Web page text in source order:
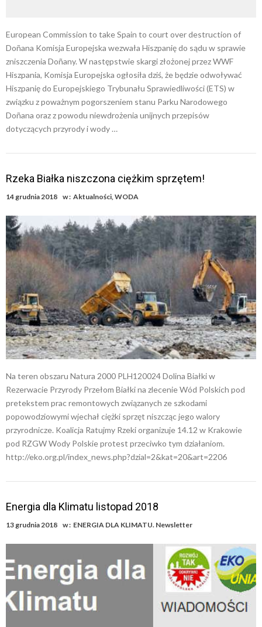
European Commission to take Spain to court over destruction of
Doñana Komisja Europejska wezwała Hiszpanię do sądu w sprawie
zniszczenia Doñany. W następstwie skargi złożonej przez WWF
Hiszpania, Komisja Europejska ogłosiła dziś, że będzie odwoływać
Hiszpanię do Europejskiego Trybunału Sprawiedliwości (ETS) w
związku z poważnym pogorszeniem stanu Parku Narodowego
Doñana oraz z powodu niewdrożenia unijnych przepisów
dotyczących przyrody i wody …
Rzeka Białka niszczona ciężkim sprzętem!
14 grudnia 2018 w : Aktualności,WODA
Na teren obszaru Natura 2000 PLH120024 Dolina Białki w
Rezerwacie Przyrody Przełom Białki na zlecenie Wód Polskich pod
pretekstem prac remontowych związanych ze szkodami
popowodziowymi wjechał ciężki sprzęt niszcząc jego walory
przyrodnicze. Koalicja Ratujmy Rzeki organizuje 14.12 w Krakowie
pod RZGW Wody Polskie protest przeciwko tym działaniom.
http://eko.org.pl/index_news.php?dzial=2&kat=20&art=2206
Energia dla Klimatu listopad 2018
13 grudnia 2018 w : ENERGIA DLA KLIMATU. Newsletter